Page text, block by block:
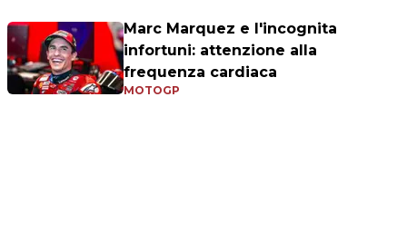
Marc Marquez e l'incognita
infortuni: attenzione alla
frequenza cardiaca
MOTOGP